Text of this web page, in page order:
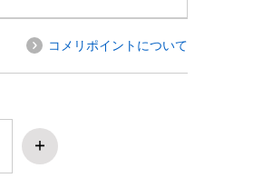
コメリポイントについて